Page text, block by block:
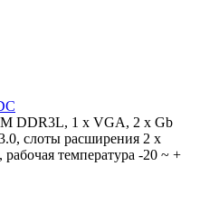
DDR3L, 1 х VGA, 2 x Gb
слоты расширения 2 x
температура -20 ~ +